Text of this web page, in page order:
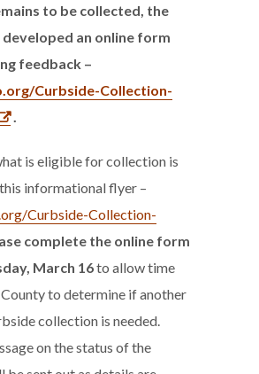
to be collected, the
developed an online form
feedback –
Curbside-Collection-
.
is eligible for collection is
informational flyer –
Curbside-Collection-
complete the online form
March 16to allow time
to determine if another
collection is needed.
on the status of the